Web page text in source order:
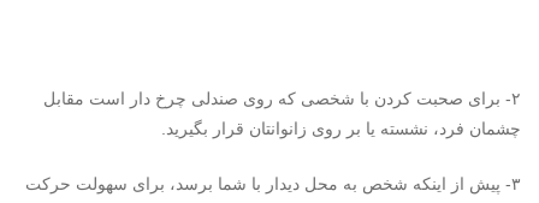
۲- برای صحبت کردن با شخصی که روی صندلی چرخ دار است مقابل
چشمان فرد، نشسته یا بر روی زانوانتان قرار بگیرید.
۳- پیش از اینکه شخص به محل دیدار با شما برسد، برای سهولت حرکت